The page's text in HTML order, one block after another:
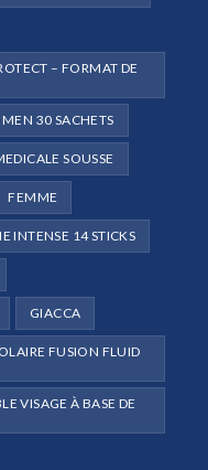
– FORMAT DE
30 SACHETS
SOUSSE
FEMME
INTENSE 14 STICKS
GIACCA
FUSION FLUID
VISAGE À BASE DE